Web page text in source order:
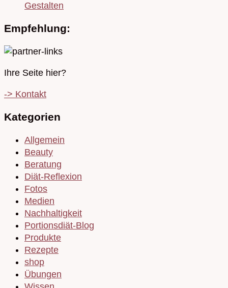
Gestalten
Empfehlung:
Ihre Seite hier?
-> Kontakt
Kategorien
Allgemein
Beauty
Beratung
Diät-Reflexion
Fotos
Medien
Nachhaltigkeit
Portionsdiät-Blog
Produkte
Rezepte
shop
Übungen